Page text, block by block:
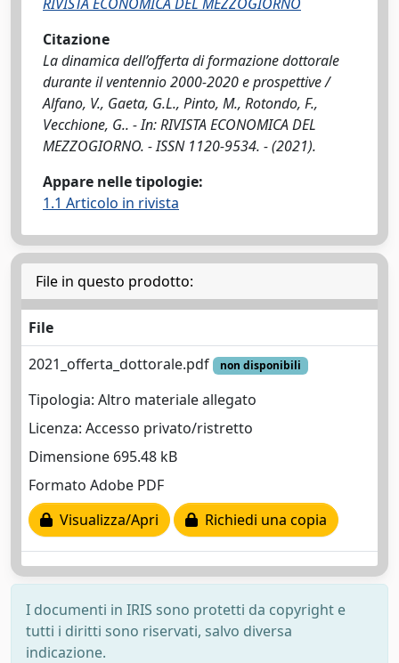
Citazione
La dinamica dell’offerta di formazione dottorale
durante il ventennio 2000-2020 e prospettive /
Alfano, V., Gaeta, G.L., Pinto, M., Rotondo, F.,
Vecchione, G.. - In: RIVISTA ECONOMICA DEL
MEZZOGIORNO. - ISSN 1120-9534. - (2021).
Appare nelle tipologie:
1.1 Articolo in rivista
File in questo prodotto:
File
2021_offerta_dottorale.pdf
non disponibili
Tipologia: Altro materiale allegato
Licenza: Accesso privato/ristretto
Dimensione 695.48 kB
Formato Adobe PDF
Visualizza/Apri
Richiedi una copia
I documenti in IRIS sono protetti da copyright e
tutti i diritti sono riservati, salvo diversa
indicazione.